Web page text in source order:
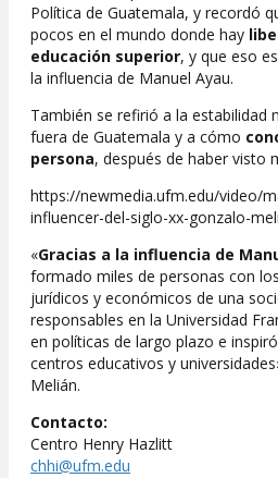
Política de Guatemala, y recordó
pocos en el mundo donde hay
educación superior, y que eso
la influencia de Manuel Ayau.
También se refirió a la estabilidad
fuera de Guatemala y a cómo
persona, después de haber visto
https://newmedia.ufm.edu/video/
influencer-del-siglo-xx-gonzalo-
«Gracias a la influencia de
formado miles de personas con
jurídicos y económicos de una
responsables en la Universidad
en políticas de largo plazo e
centros educativos y
Melián.
Contacto:
Centro Henry Hazlitt
chhi@ufm.edu